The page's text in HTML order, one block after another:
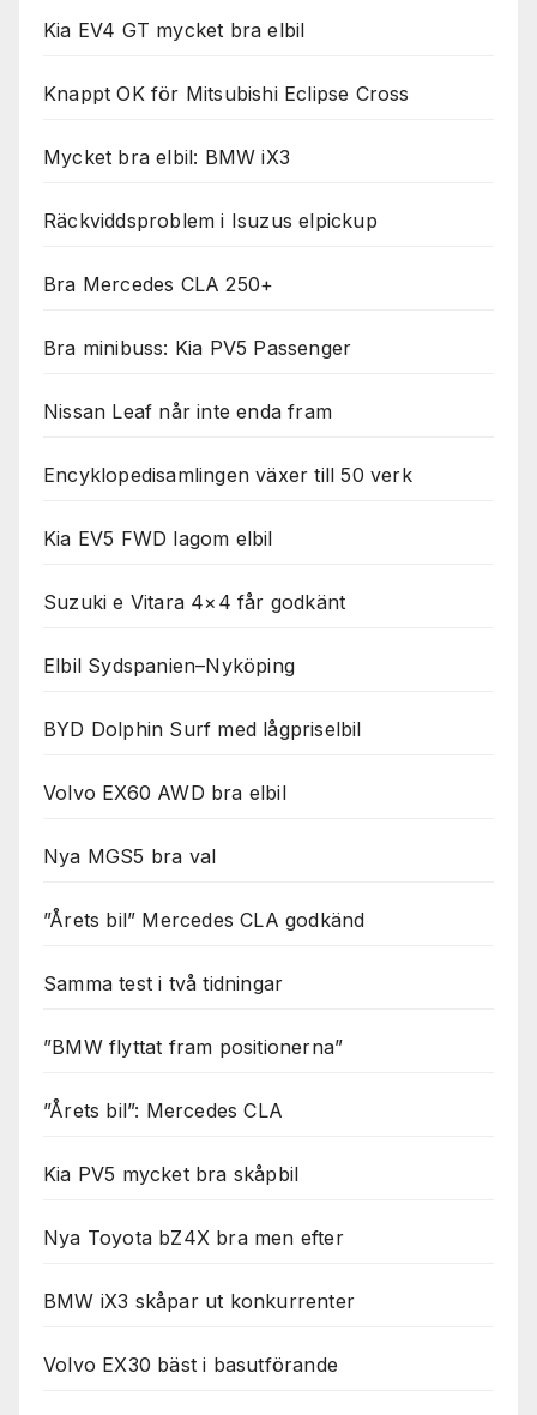
Kia EV4 GT mycket bra elbil
Knappt OK för Mitsubishi Eclipse Cross
Mycket bra elbil: BMW iX3
Räckviddsproblem i Isuzus elpickup
Bra Mercedes CLA 250+
Bra minibuss: Kia PV5 Passenger
Nissan Leaf når inte enda fram
Encyklopedisamlingen växer till 50 verk
Kia EV5 FWD lagom elbil
Suzuki e Vitara 4×4 får godkänt
Elbil Sydspanien–Nyköping
BYD Dolphin Surf med lågpriselbil
Volvo EX60 AWD bra elbil
Nya MGS5 bra val
”Årets bil” Mercedes CLA godkänd
Samma test i två tidningar
”BMW flyttat fram positionerna”
”Årets bil”: Mercedes CLA
Kia PV5 mycket bra skåpbil
Nya Toyota bZ4X bra men efter
BMW iX3 skåpar ut konkurrenter
Volvo EX30 bäst i basutförande